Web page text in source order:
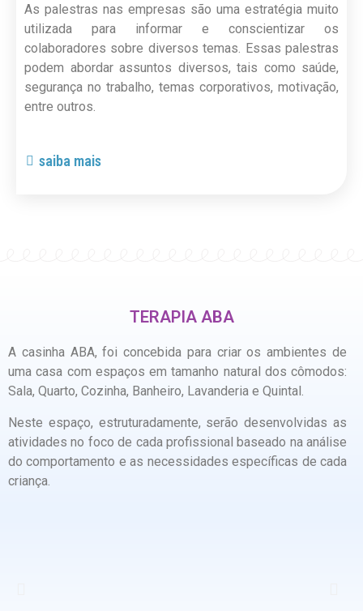
As palestras nas empresas são uma estratégia muito
utilizada para informar e conscientizar os
colaboradores sobre diversos temas. Essas palestras
podem abordar assuntos diversos, tais como saúde,
segurança no trabalho, temas corporativos, motivação,
entre outros.
saiba mais
TERAPIA ABA
A casinha ABA, foi concebida para criar os ambientes de
uma casa com espaços em tamanho natural dos cômodos:
Sala, Quarto, Cozinha, Banheiro, Lavanderia e Quintal.
Neste espaço, estruturadamente, serão desenvolvidas as
atividades no foco de cada profissional baseado na análise
do comportamento e as necessidades específicas de cada
criança.